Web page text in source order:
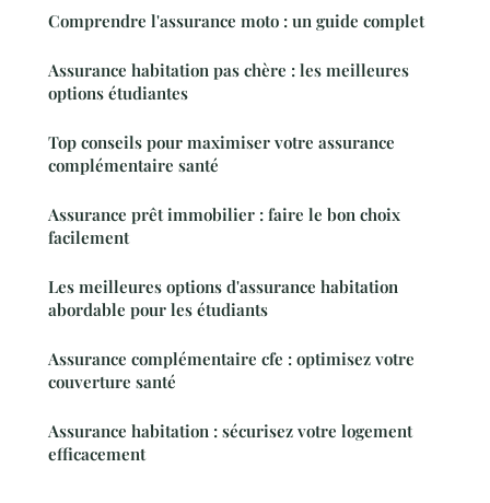
Comprendre l'assurance moto : un guide complet
Assurance habitation pas chère : les meilleures
options étudiantes
Top conseils pour maximiser votre assurance
complémentaire santé
Assurance prêt immobilier : faire le bon choix
facilement
Les meilleures options d'assurance habitation
abordable pour les étudiants
Assurance complémentaire cfe : optimisez votre
couverture santé
Assurance habitation : sécurisez votre logement
efficacement